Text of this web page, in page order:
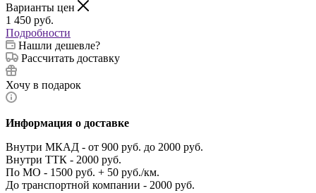
Варианты цен
1 450 руб.
Подробности
Нашли дешевле?
Рассчитать доставку
Хочу в подарок
Информация о доставке
Внутри МКАД - от 900 руб. до 2000 руб.
Внутри ТТК - 2000 руб.
По МО - 1500 руб. + 50 руб./км.
До транспортной компании - 2000 руб.